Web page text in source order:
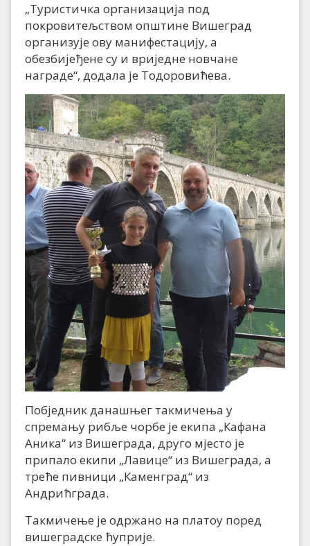
„Туристичка организација под
покровитељством општине Вишеград
организује ову манифестацију, а
обезбијеђене су и вриједне новчане
награде“, додала је Тодоровићева.
Побједник данашњег такмичења у
спремању рибље чорбе је екипа „Кафана
Аника“ из Вишеграда, друго мјесто је
припало екипи „Лавице“ из Вишеграда, а
треће пивници „Каменград“ из
Андрићграда.
Такмичење је одржано на платоу поред
вишеградске ћуприје.